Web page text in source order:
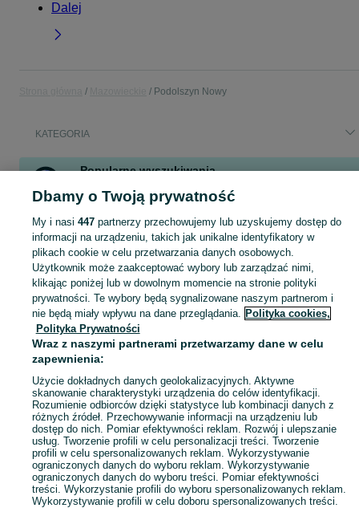
Dalej
Podolszyn Nowy
KATEGORIA
Popularne wyszukiwania
kontener morski stara lezanka ogrodowa
wynajem kontenera budowlanego
magazyn
Skorzystaj z największego serwisu ogłoszeniowego - Podolszyn Nowy i okolice! Kupuj to, czego pragniesz i sprzedawaj to, czego już nie potrzebujesz! Zobacz
Mapa kategorii
Mapa miejscowości
Mapa ministron
Dbamy o Twoją prywatność
My i nasi 447partnerzy przechowujemy lub uzyskujemy dostęp do
informacji na urządzeniu, takich jak unikalne identyfikatory w
plikach cookie w celu przetwarzania danych osobowych.
Użytkownik może zaakceptować wybory lub zarządzać nimi,
klikając poniżej lub w dowolnym momencie na stronie polityki
prywatności. Te wybory będą sygnalizowane naszym partnerom i
nie będą miały wpływu na dane przeglądania. Polityka cookies,
Polityka Prywatności
Wraz z naszymi partnerami przetwarzamy dane w celu
zapewnienia:
Użycie dokładnych danych geolokalizacyjnych. Aktywne
skanowanie charakterystyki urządzenia do celów identyfikacji.
Rozumienie odbiorców dzięki statystyce lub kombinacji danych z
różnych źródeł. Przechowywanie informacji na urządzeniu lub
dostęp do nich. Pomiar efektywności reklam. Rozwój i ulepszanie
usług. Tworzenie profili w celu personalizacji treści. Tworzenie
profili w celu spersonalizowanych reklam. Wykorzystywanie
ograniczonych danych do wyboru reklam. Wykorzystywanie
ograniczonych danych do wyboru treści. Pomiar efektywności
treści. Wykorzystanie profili do wyboru spersonalizowanych reklam.
Wykorzystywanie profili w celu doboru spersonalizowanych treści.